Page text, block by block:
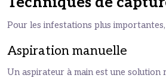
Pour les infestations plus
Aspiration manuelle
Un aspirateur à main est une solution